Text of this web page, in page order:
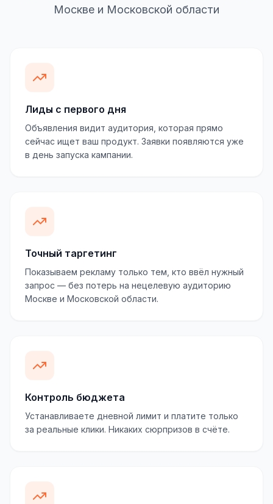
Москве и Московской области
Лиды с первого дня
Объявления видит аудитория, которая прямо
сейчас ищет ваш продукт. Заявки появляются уже
в день запуска кампании.
Точный таргетинг
Показываем рекламу только тем, кто ввёл нужный
запрос — без потерь на нецелевую аудиторию
Москве и Московской области.
Контроль бюджета
Устанавливаете дневной лимит и платите только
за реальные клики. Никаких сюрпризов в счёте.